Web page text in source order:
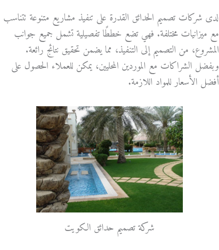
لدى شركات تصميم الحدائق القدرة على تنفيذ مشاريع متنوعة تتناسب
مع ميزانيات مختلفة. فهي تضع خططًا تفصيلية تشمل جميع جوانب
المشروع، من التصميم إلى التنفيذ، مما يضمن تحقيق نتائج رائعة.
وبفضل الشراكات مع الموردين المحليين، يمكن للعملاء الحصول على
أفضل الأسعار للمواد اللازمة.
شركة تصميم حدائق الكويت